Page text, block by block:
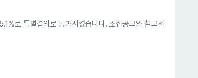
로 특별결의로 통과시켰습니다. 소집공고와 참고서